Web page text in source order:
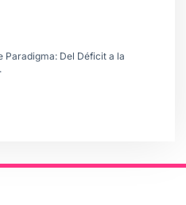
Paradigma: Del Déficit a la